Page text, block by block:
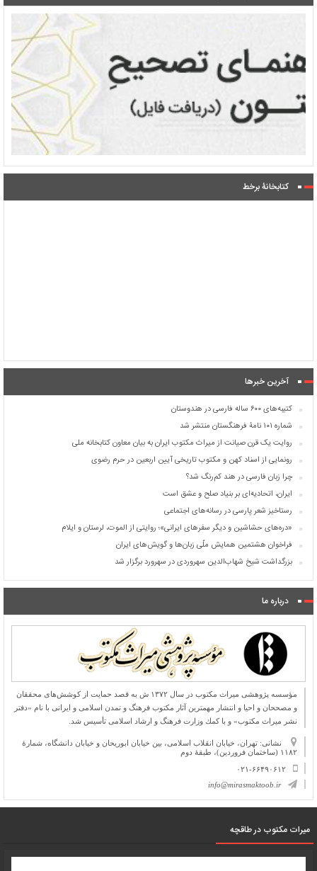
کتابخانۀ برخط
آخرین خبرها
کتیبه‌های ۶۰۰ ساله فارسی در هندوستان
شماره ۱۰۱ نامۀ فرهنگستان منتشر شد
روایت یک قرن صیانت از میراث مکتوب ایران به بیان معاون کتابخانه ملی
رونمایی از اسناد کهن و مکتوب تاریخی آیین اربعین در حرم رضوی
چرا زبان فارسی در هند کم‌رنگ شد؟
ایران، اتحادیه‌ای بر بنیاد صلح و عشق است
رستاخیز شعر پارسی در رسانه‌های اجتماعی
«دره‌های حشاشین و دیگر سفرهای ایرانی»؛ روایتی از الموت، لرستان و ایلام
فراخوان هشتمین همایش ملّی زبان‌ها و گویش‌های ایران
بزرگداشت شیخ شهاب‌الدین سهروردی در سهرورد برگزار شد
درباره ما
مؤسسه پژوهشی میراث مكتوب در سال ۱۳۷۲ ش به قصد حمایت از كوشش‌های محققان
و مصححان و احیا و انتشار مهمترین آثار مكتوب فرهنگ و تمدن اسلامی و ایرانی با نام «دفتر
نشر میراث مكتوب» و با كمك وزارت فرهنگ و ارشاد اسلامی تأسیس شد.
نشانی: تهران، خیابان انقلاب اسلامی، بین خیابان ابوریحان و خیابان دانشگاه، شمارۀ
۱۱۸۲ (ساختمان فروردین)، طبقۀ دوم
۰۲۱-۶۶۴۹۰۶۱۲
info@mirasmaktoob.ir
میرات مکتوب در طاقچه